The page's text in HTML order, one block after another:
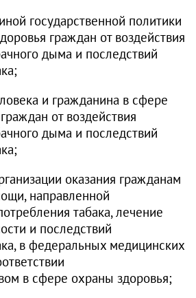
государственной политики
граждан от воздействия
дыма и последствий
и гражданина в сфере
от воздействия
дыма и последствий
оказания гражданам
направленной
табака, лечение
и последствий
в федеральных медицинских
в сфере охраны здоровья;